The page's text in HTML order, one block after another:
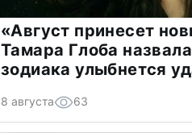
«Август принесет
Тамара Глоба
зодиака улыбнется
8 августа 63